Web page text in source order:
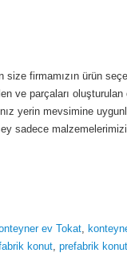
firmamızın ürün
ve parçaları
yerin mevsimine
sadece
ev Tokat,
konut, prefabrik